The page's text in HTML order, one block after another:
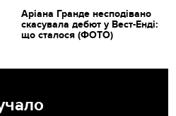
Аріана Гранде несподівано
скасувала дебют у Вест-Енді:
що сталося (ФОТО)